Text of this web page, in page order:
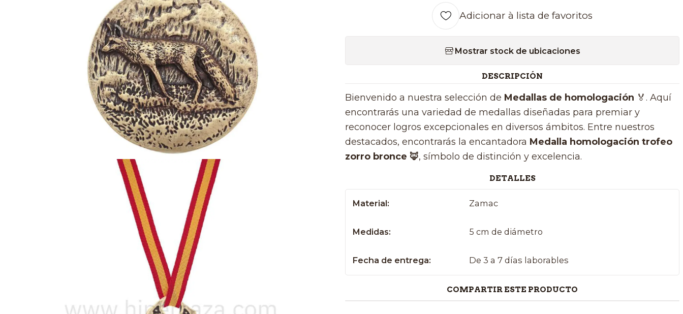
Adicionar à lista de favoritos
Mostrar stock de ubicaciones
DESCRIPCIÓN
Bienvenido a nuestra selección de Medallas de homologación 🏅. Aquí
encontrarás una variedad de medallas diseñadas para premiar y
reconocer logros excepcionales en diversos ámbitos. Entre nuestros
destacados, encontrarás la encantadora Medalla homologación trofeo
zorro bronce 🦊, símbolo de distinción y excelencia.
DETALLES
Material: Zamac
Medidas: 5 cm de diámetro
Fecha de entrega: De 3 a 7 días laborables
COMPARTIR ESTE PRODUCTO